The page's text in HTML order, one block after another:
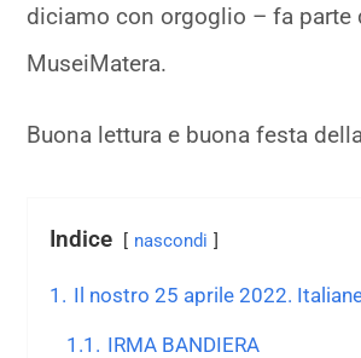
diciamo con orgoglio – fa parte
MuseiMatera.
Buona lettura e buona festa
Indice nascondi
1. Il nostro 25 aprile 2022.
1.1. IRMA BANDIERA